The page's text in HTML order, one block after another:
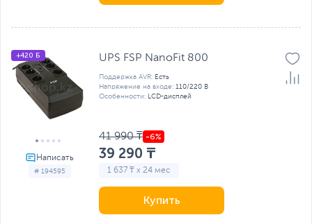
# 194595
+420 Б UPS FSP NanoFit 800
Поддержка AVR: Есть
Напряжение на входе: 110/220 В
Особенности: LCD-дисплей
41 990 ₸
39 290 ₸
1 637 ₸ x 24 мес
Купить